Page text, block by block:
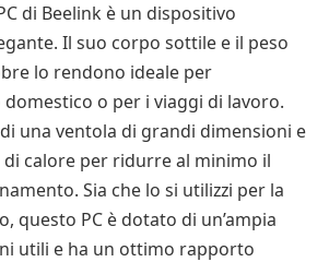
di Beelink è un dispositivo
Il suo corpo sottile e il peso
lo rendono ideale per
o per i viaggi di lavoro.
una ventola di grandi dimensioni e
calore per ridurre al minimo il
Sia che lo si utilizzi per la
questo PC è dotato di un’ampia
utili e ha un ottimo rapporto